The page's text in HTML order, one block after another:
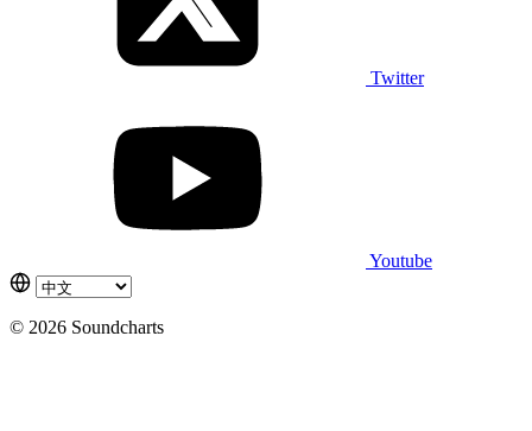
Twitter
Youtube
© 2026 Soundcharts